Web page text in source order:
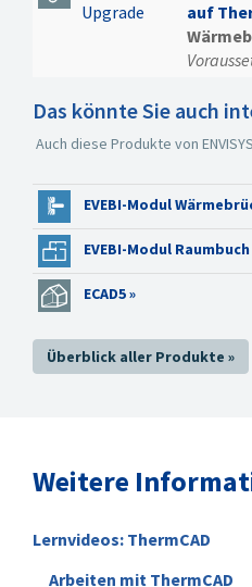
ThermCAD - Beispiel
Aufbau
ThermCAD - Beispiel
Upgrade
auf
Das könnte Sie auch
Auch diese Produkte von
EVEBI-Modul
EVEBI-Modul
ECAD5 »
Überblick aller Produkte »
Weitere
Lernvideos: ThermCAD
Arbeiten mit ThermCAD